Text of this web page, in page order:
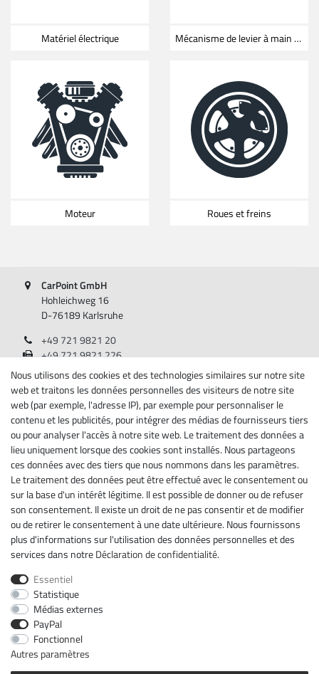
Matériel électrique Mécanisme de levier à main et à pied
Moteur Roues et freins
CarPoint GmbH
Hohleichweg 16
D-76189 Karlsruhe
+49 721 9821 20
+49 721 9821 226
Lundi - Vendredi, 08:00 - 17:00
Renseignements
A propos de nous
Mentions légales
Déclaration de confidentialité
Conditions générales
Droit de rétractation
Rétracter le contrat ici
Contact
Newsletter
Ceres::Template.newsletterHoneypotLabel
Par la présente, je confirme avoir lu la
rétracter mon consentement à tout moment.**
Nous utilisons des cookies et des technologies similaires sur notre site
web et traitons les données personnelles des visiteurs de notre site
web (par exemple, l'adresse IP), par exemple pour personnaliser le
contenu et les publicités, pour intégrer des médias de fournisseurs tiers
ou pour analyser l'accès à notre site web. Le traitement des données a
lieu uniquement lorsque des cookies sont installés. Nous partageons
ces données avec des tiers que nous nommons dans les paramètres.
Le traitement des données peut être effectué avec le consentement ou
sur la base d'un intérêt légitime. Il est possible de donner ou de refuser
son consentement. Il existe un droit de ne pas consentir et de modifier
ou de retirer le consentement à une date ultérieure. Nous fournissons
plus d'informations sur l'utilisation des données personnelles et des
services dans notreDéclaration de confidentialité.
Essentiel
Statistique
Médias externes
PayPal
Fonctionnel
Autres paramètres